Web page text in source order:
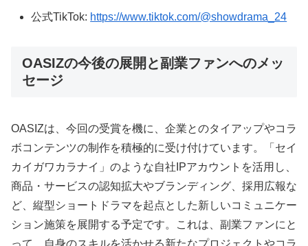
公式TikTok: https://www.tiktok.com/@showdrama_24
OASIZの今後の展開と副業ファンへのメッ
セージ
OASIZは、今回の受賞を機に、企業とのタイアップやコラ
ボコンテンツの制作を積極的に受け付けています。「セイ
カイガワカラナイ」のような自社IPアカウントを活用し、
商品・サービスの認知拡大やブランディング、採用広報な
ど、縦型ショートドラマを起点とした新しいコミュニケー
ション施策を展開する予定です。これは、副業ファンにと